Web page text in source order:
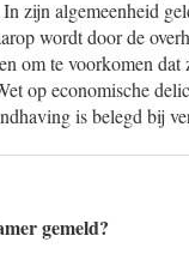
zijn algemeenheid
wordt door de
om te voorkomen dat
op economische
is belegd bij
gemeld?